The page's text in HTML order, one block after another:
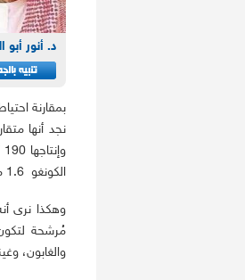
د. أنور أبو
الكونغو 1.6 مليار برميل وإنتاجها 333 ألف برميل (المصدر إحصائية: BP-2019).
وهكذا نرى
مُرشحة لتكون
والغابون،